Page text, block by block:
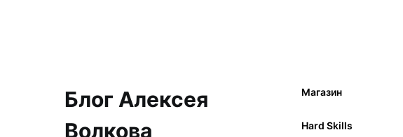
Блог Алексея
Волкова
Магазин
Hard Skills